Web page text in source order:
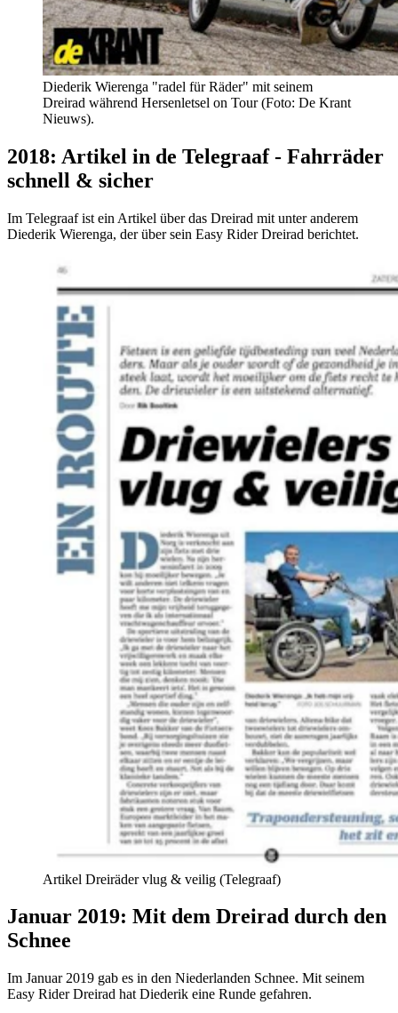
Diederik Wierenga "radel für Räder" mit seinem
Dreirad während Hersenletsel on Tour (Foto: De Krant
Nieuws).
2018: Artikel in de Telegraaf - Fahrräder
schnell & sicher
Im Telegraaf ist ein Artikel über das Dreirad mit unter anderem
Diederik Wierenga, der über sein Easy Rider Dreirad berichtet.
Artikel Dreiräder vlug & veilig (Telegraaf)
Januar 2019: Mit dem Dreirad durch den
Schnee
Im Januar 2019 gab es in den Niederlanden Schnee. Mit seinem
Easy Rider Dreirad hat Diederik eine Runde gefahren.